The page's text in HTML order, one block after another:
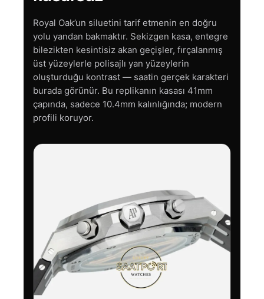
Royal Oak’un siluetini tarif etmenin en doğru
yolu yandan bakmaktır. Sekizgen kasa, entegre
bilezikten kesintisiz akan geçişler, fırçalanmış
üst yüzeylerle polisajlı yan yüzeylerin
oluşturduğu kontrast — saatin gerçek karakteri
burada görünür. Bu replikanın kasası 41mm
çapında, sadece 10.4mm kalınlığında; modern
profili koruyor.